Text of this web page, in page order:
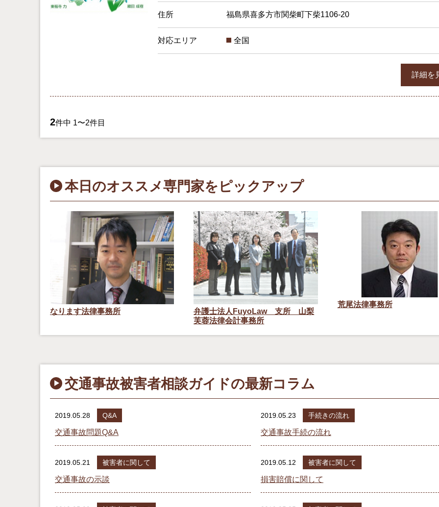
住所 福島県喜多方市関柴町下柴1106-20
対応エリア 全国
詳細を
2件中 1〜2件目
本日のオススメ専門家をピックアップ
なります法律事務所
弁護士法人FuyoLaw 支所 山梨
芙蓉法律会計事務所
荒尾法律事務所
交通事故被害者相談ガイドの最新コラム
2019.05.28 Q&A
交通事故問題Q&A
2019.05.23 手続きの流れ
交通事故手続の流れ
2019.05.21 被害者に関して
交通事故の示談
2019.05.12 被害者に関して
損害賠償に関して